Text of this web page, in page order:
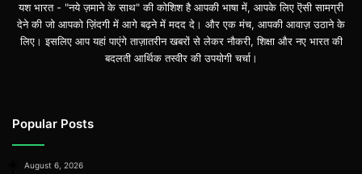
यश भारत - "नये ज़माने के साथ" की कोशिश है आपकी भाषा में, आपके लिए ऎसी सामग्री
देने की जो आपको ज़िंदगी में आगे बढ़ने में मदद दे। और एक मंच, आपकी आवाज़ उठाने के
लिए। इसलिए आप यहां पाएंगे ताज़ातरीन खबरों से लेकर नौकरी, शिक्षा और नए भारत की
बदलती आर्थिक तस्वीर की उपयोगी चर्चा।
Popular Posts
August 6, 2026